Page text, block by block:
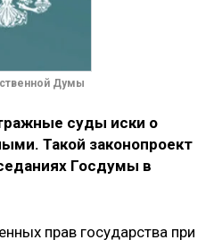
Думы
суды иски о
Такой законопроект
Госдумы в
прав государства при